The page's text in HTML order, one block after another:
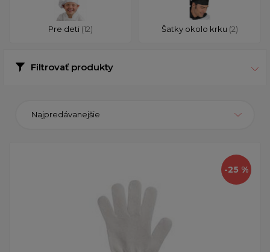
Pre deti (12) Šatky okolo krku (2)
Filtrovať produkty
Najpredávanejšie
-25 %